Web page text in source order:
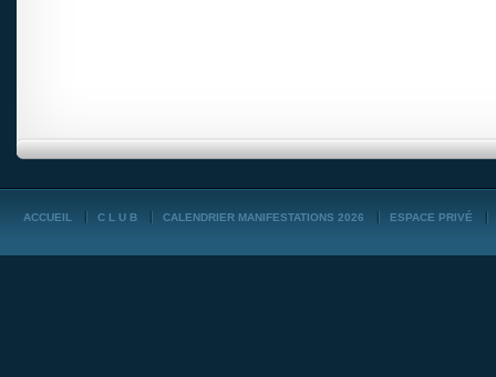
ACCUEIL C L U B CALENDRIER MANIFESTATIONS 2026 ESPACE PRIVÉ